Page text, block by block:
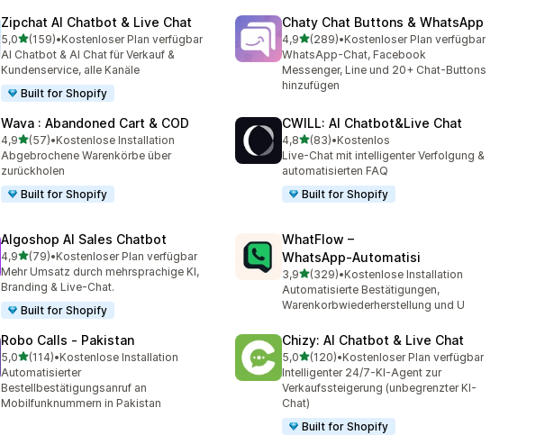
Zipchat AI Chatbot & Live Chat
5,0von 5 Sternen
(159)
159 Rezensionen insgesamt
•Kostenloser Plan verfügbar
AI Chatbot & AI Chat für Verkauf &
Kundenservice, alle Kanäle
Built for Shopify
Chaty Chat Buttons & WhatsApp
4,9von 5 Sternen
(289)
289 Rezensionen insgesamt
•Kostenloser Plan verfügbar
WhatsApp-Chat, Facebook
Messenger, Line und 20+ Chat-Buttons
hinzufügen
Wava : Abandoned Cart & COD
4,9von 5 Sternen
(57)
57 Rezensionen insgesamt
•Kostenlose Installation
Abgebrochene Warenkörbe über
zurückholen
Built for Shopify
CWILL: AI Chatbot&Live Chat
4,8von 5 Sternen
(83)
83 Rezensionen insgesamt
•Kostenlos
Live-Chat mit intelligenter Verfolgung &
automatisierten FAQ
Built for Shopify
Algoshop AI Sales Chatbot
4,9von 5 Sternen
(79)
79 Rezensionen insgesamt
•Kostenloser Plan verfügbar
Mehr Umsatz durch mehrsprachige KI,
Branding & Live-Chat.
Built for Shopify
WhatFlow –
WhatsApp‑Automatisi
3,9von 5 Sternen
(329)
329 Rezensionen insgesamt
•Kostenlose Installation
Automatisierte Bestätigungen,
Warenkorbwiederherstellung und U
Robo Calls ‑ Pakistan
5,0von 5 Sternen
(114)
114 Rezensionen insgesamt
•Kostenlose Installation
Automatisierter
Bestellbestätigungsanruf an
Mobilfunknummern in Pakistan
Chizy: AI Chatbot & Live Chat
5,0von 5 Sternen
(120)
120 Rezensionen insgesamt
•Kostenloser Plan verfügbar
Intelligenter 24/7-KI-Agent zur
Verkaufssteigerung (unbegrenzter KI-
Chat)
Built for Shopify